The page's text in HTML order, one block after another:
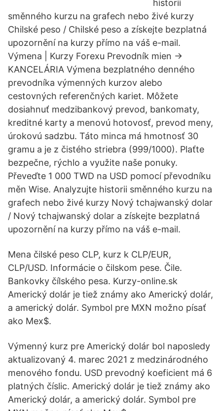
historii
směnného kurzu na grafech nebo živé kurzy
Chilské peso / Chilské peso a získejte bezplatná
upozornění na kurzy přímo na váš e-mail.
Výmena | Kurzy Forexu Prevodník mien ->
KANCELÁRIA Výmena bezplatného denného
prevodníka výmenných kurzov alebo
cestovných referenčných kariet. Môžete
dosiahnuť medzibankový prevod, bankomaty,
kreditné karty a menovú hotovosť, prevod meny,
úrokovú sadzbu. Táto minca má hmotnosť 30
gramu a je z čistého striebra (999/1000). Plaťte
bezpečne, rýchlo a využite naše ponuky.
Převeďte 1 000 TWD na USD pomocí převodníku
měn Wise. Analyzujte historii směnného kurzu na
grafech nebo živé kurzy Nový tchajwanský dolar
/ Nový tchajwanský dolar a získejte bezplatná
upozornění na kurzy přímo na váš e-mail.
Mena čilské peso CLP, kurz k CLP/EUR,
CLP/USD. Informácie o čilskom pese. Čile.
Bankovky čílského pesa. Kurzy-online.sk
Americký dolár je tiež známy ako Americký dolár,
a americký dolár. Symbol pre MXN možno písať
ako Mex$.
Výmenný kurz pre Americký dolár bol naposledy
aktualizovaný 4. marec 2021 z medzinárodného
menového fondu. USD prevodný koeficient má 6
platných číslic. Americký dolár je tiež známy ako
Americký dolár, a americký dolár. Symbol pre